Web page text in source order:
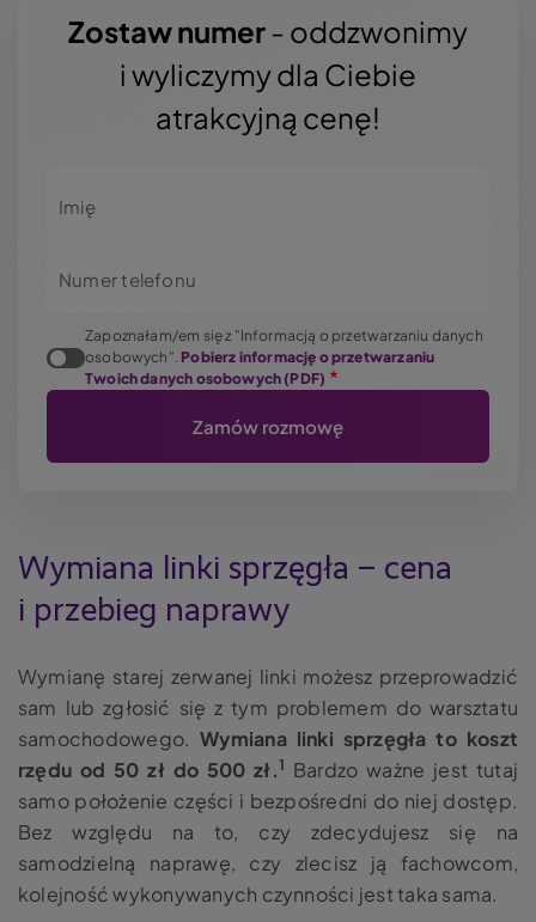
Zostaw numer- oddzwonimy
i wyliczymy dla Ciebie
atrakcyjną cenę!
Imię
Numer telefonu
Zapoznałam/em się z "Informacją o przetwarzaniu danych
osobowych". Pobierz informację o przetwarzaniu
Twoich danych osobowych (PDF)
Wymiana linki sprzęgła – cena
i przebieg naprawy
Wymianę starej zerwanej linki możesz przeprowadzić
sam lub zgłosić się z tym problemem do warsztatu
samochodowego. Wymiana linki sprzęgła to koszt
rzędu od 50 zł do 500 zł.1 Bardzo ważne jest tutaj
samo położenie części i bezpośredni do niej dostęp.
Bez względu na to, czy zdecydujesz się na
samodzielną naprawę, czy zlecisz ją fachowcom,
kolejność wykonywanych czynności jest taka sama.